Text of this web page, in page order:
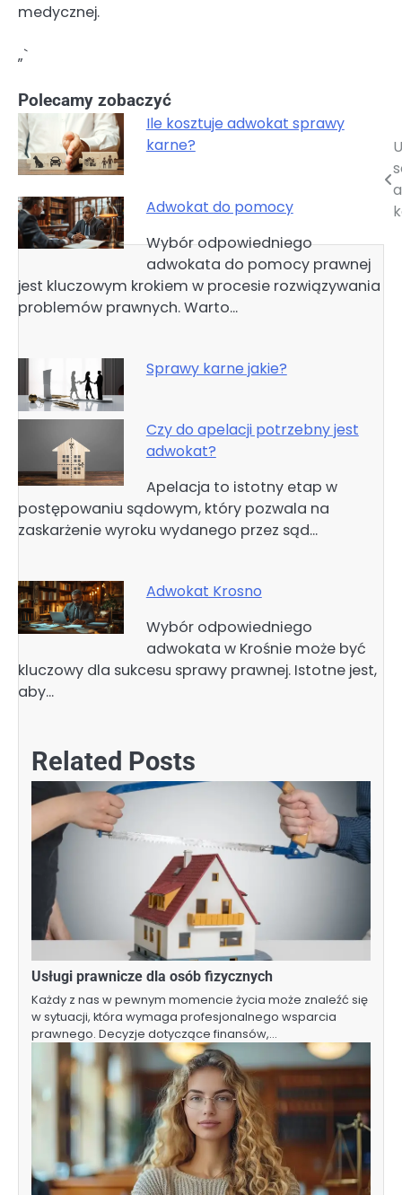
medycznej.
„`
Polecamy zobaczyć
Ile kosztuje adwokat sprawy
karne?
Adwokat do pomocy
Wybór odpowiedniego
adwokata do pomocy prawnej
jest kluczowym krokiem w procesie rozwiązywania
problemów prawnych. Warto…
Sprawy karne jakie?
Czy do apelacji potrzebny jest
adwokat?
Apelacja to istotny etap w
postępowaniu sądowym, który pozwala na
zaskarżenie wyroku wydanego przez sąd…
Adwokat Krosno
Wybór odpowiedniego
adwokata w Krośnie może być
kluczowy dla sukcesu sprawy prawnej. Istotne jest,
aby…
Nawigacja
a
Related Posts
Usługi prawnicze dla osób fizycznych
Każdy z nas w pewnym momencie życia może znaleźć się
w sytuacji, która wymaga profesjonalnego wsparcia
prawnego. Decyzje dotyczące finansów,…